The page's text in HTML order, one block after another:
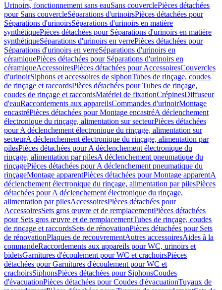
Urinoirs, fonctionnement sans eauSans couverclePièces détachées
pour Sans couvercleSéparations d'urinoirsPièces détachées pour
Séparations d'urinoirsSéparations d'urinoirs en matière
synthétiquePièces détachées pour Séparations d'urinoirs en matière
synthétiqueSéparations d'urinoirs en verrePièces détachées pour
Séparations d'urinoirs en verreSéparations d'urinoirs en
céramiquePièces détachées pour Séparations d'urinoirs en
céramiqueAccessoiresPièces détachées pour AccessoiresCouvercles
d'urinoirSiphons et accessoires de siphonTubes de rinçage, coudes
de rinçage et raccordsPièces détachées pour Tubes de rinçage,
coudes de rinçage et raccordsMatériel de fixationCrépinesDiffuseur
d'eauRaccordements aux appareilsCommandes d'urinoirMontage
encastréPièces détachées pour Montage encastréA déclenchement
électronique du rinçage, alimentation sur secteurPièces détachées
pour A déclenchement électronique du rinçage, alimentation sur
secteurA déclenchement électronique du rinçage, alimentation par
pilesPièces détachées pour A déclenchement électronique du
rinçage, alimentation par pilesA déclenchement pneumatique du
rinçagePièces détachées pour A déclenchement pneumatique du
rinçageMontage apparentPièces détachées pour Montage apparentA
déclenchement électronique du rinçage, alimentation par pilesPièces
détachées pour A déclenchement électronique du rinçage,
alimentation par pilesAccessoiresPièces détachées pour
AccessoiresSets gros œuvre et de remplacementPièces détachées
pour Sets gros œuvre et de remplacementTubes de rinçage, coudes
de rinçage et raccordsSets de rénovationPièces détachées pour Sets
de rénovationPlaques de recouvrementAutres accessoiresAides à la
commandeRaccordements aux appareils pour WC, urinoirs et
bidetsGarnitures d'écoulement pour WC et crachoirsPièces
détachées pour Garnitures d'écoulement pour WC et
crachoirsSiphonsPièces détachées pour SiphonsCoudes
d'évacuationPièces détachées pour Coudes d'évacuationTuyaux de